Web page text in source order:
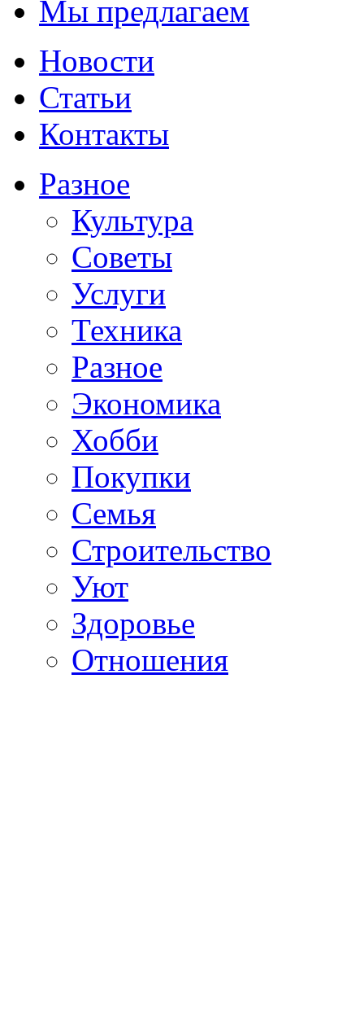
Мы предлагаем
Новости
Статьи
Контакты
Разное
Культура
Советы
Услуги
Техника
Разное
Экономика
Хобби
Покупки
Семья
Строительство
Уют
Здоровье
Отношения